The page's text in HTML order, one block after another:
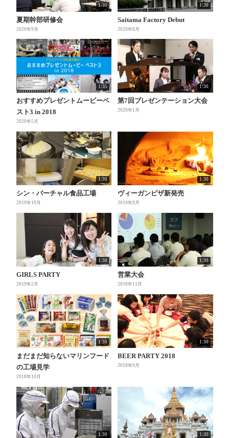
1:30
夏期幹部研修会
2020年9月
1:30
Saitama Factory Debut
2020年8月
1:35
おすすめプレゼントムービーベ
スト3 in 2018
2020年5月
1:30
第7回プレゼンテーション大会
2020年1月
1:30
シン・バーチャル食品工場
2019年10月
1:30
ヴィーガンピザ新発売
2019年9月
1:30
GIRLS PARTY
2019年2月
1:30
営業大会
2018年11月
1:30
まだまだ知らないマリンフード
の工場見学
2018年10月
1:30
BEER PARTY 2018
2018年9月
1:30 1:30